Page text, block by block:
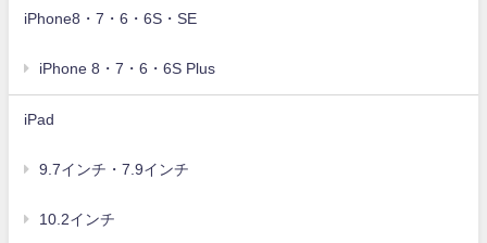
iPhone8・7・6・6S・SE
iPhone 8・7・6・6S Plus
iPad
9.7インチ・7.9インチ
10.2インチ